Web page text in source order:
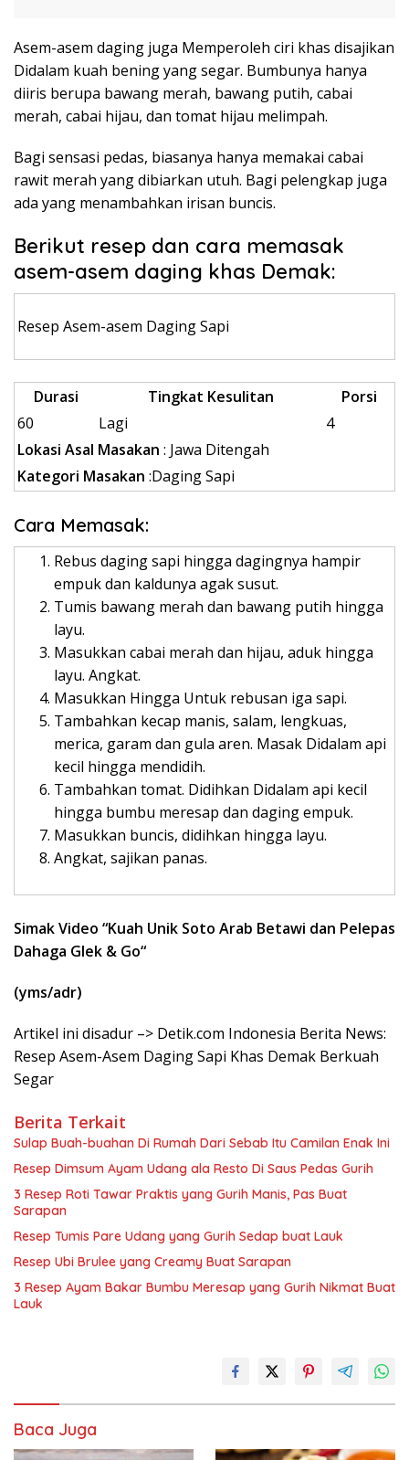
Asem-asem daging juga Memperoleh ciri khas disajikan
Didalam kuah bening yang segar. Bumbunya hanya
diiris berupa bawang merah, bawang putih, cabai
merah, cabai hijau, dan tomat hijau melimpah.
Bagi sensasi pedas, biasanya hanya memakai cabai
rawit merah yang dibiarkan utuh. Bagi pelengkap juga
ada yang menambahkan irisan buncis.
Berikut resep dan cara memasak
asem-asem daging khas Demak:
Resep Asem-asem Daging Sapi
Durasi Tingkat Kesulitan
Porsi
60
Lagi
4
Lokasi Asal Masakan : Jawa Ditengah
Kategori Masakan :Daging Sapi
Cara Memasak:
Rebus daging sapi hingga dagingnya hampir
empuk dan kaldunya agak susut.
Tumis bawang merah dan bawang putih hingga
layu.
Masukkan cabai merah dan hijau, aduk hingga
layu. Angkat.
Masukkan Hingga Untuk rebusan iga sapi.
Tambahkan kecap manis, salam, lengkuas,
merica, garam dan gula aren. Masak Didalam api
kecil hingga mendidih.
Tambahkan tomat. Didihkan Didalam api kecil
hingga bumbu meresap dan daging empuk.
Masukkan buncis, didihkan hingga layu.
Angkat, sajikan panas.
Simak Video “Kuah Unik Soto Arab Betawi dan Pelepas
Dahaga Glek & Go“
(yms/adr)
Artikel ini disadur –> Detik.com Indonesia Berita News:
Resep Asem-Asem Daging Sapi Khas Demak Berkuah
Segar
Berita Terkait
Sulap Buah-buahan Di Rumah Dari Sebab Itu Camilan Enak Ini
Resep Dimsum Ayam Udang ala Resto Di Saus Pedas Gurih
3 Resep Roti Tawar Praktis yang Gurih Manis, Pas Buat
Sarapan
Resep Tumis Pare Udang yang Gurih Sedap buat Lauk
Resep Ubi Brulee yang Creamy Buat Sarapan
3 Resep Ayam Bakar Bumbu Meresap yang Gurih Nikmat Buat
Lauk
Baca Juga